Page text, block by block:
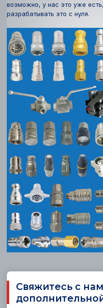
возможно, у нас это уже
разрабатывать это с нуля.
Свяжитесь с